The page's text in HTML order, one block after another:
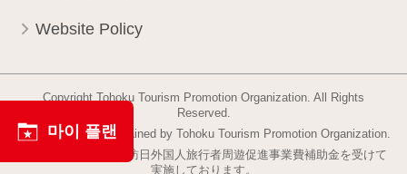
Website Policy
Copyright Tohoku Tourism Promotion Organization. All Rights
Reserved.
This website is maintained by Tohoku Tourism Promotion Organization.
当事業は平成30年度訪日外国人旅行者周遊促進事業費補助金を受けて
実施しております。
마이 플랜